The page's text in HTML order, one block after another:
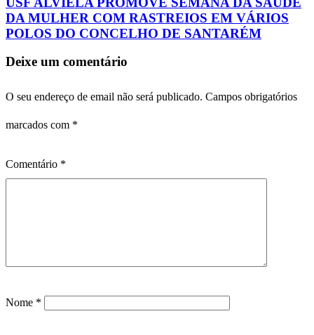
DA MULHER COM RASTREIOS EM VÁRIOS
POLOS DO CONCELHO DE SANTARÉM
Deixe um comentário
O seu endereço de email não será publicado. Campos obrigatórios
marcados com *
Comentário *
Nome *